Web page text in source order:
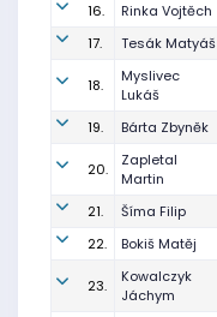
16. Rinka Vojtěch
17.
Tesák Matyáš
18.
Myslivec
Lukáš
19. Bárta Zbyněk
20.
Zapletal
Martin
21. Šíma Filip
22.
Bokiš Matěj
23.
Kowalczyk
Jáchym